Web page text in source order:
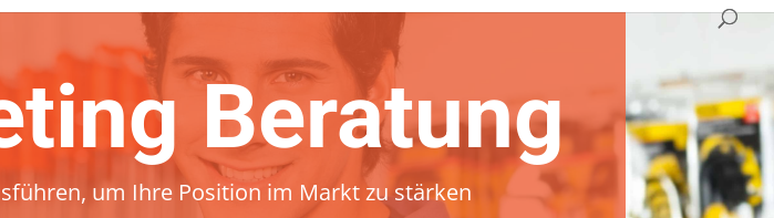
Beratung
um Ihre Position im Markt zu stärken